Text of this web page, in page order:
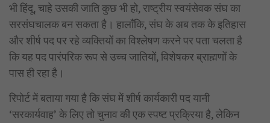
भी हिंदू, चाहे उसकी जाति कुछ भी हो, राष्ट्रीय स्वयंसेवक संघ का
सरसंघचालक बन सकता है। हालाँकि, संघ के अब तक के इतिहास
और शीर्ष पद पर रहे व्यक्तियों का विश्लेषण करने पर पता चलता है
कि यह पद पारंपरिक रूप से उच्च जातियों, विशेषकर ब्राह्मणों के
पास ही रहा है।
रिपोर्ट में बताया गया है कि संघ में शीर्ष कार्यकारी पद यानी
‘सरकार्यवाह’ के लिए तो चुनाव की एक स्पष्ट प्रक्रिया है, लेकिन